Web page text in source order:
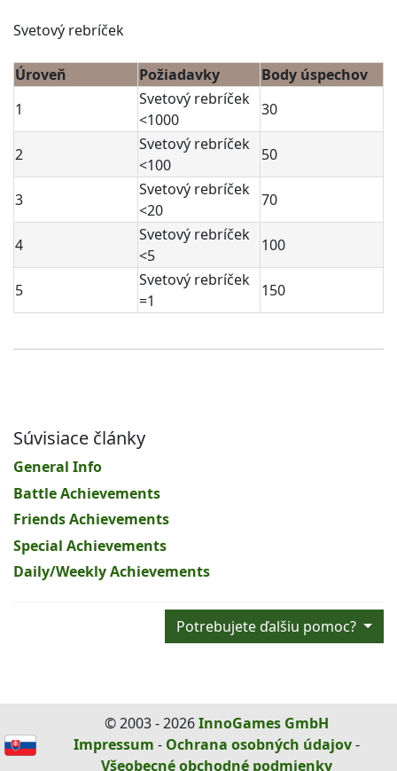
Svetový rebríček
Úroveň Požiadavky
Body úspechov
1
Svetový rebríček
<1000
30
2
Svetový rebríček
<100
50
3
Svetový rebríček
<20
70
4
Svetový rebríček
<5
100
5
Svetový rebríček
=1
150
Súvisiace články
General Info
Battle Achievements
Friends Achievements
Special Achievements
Daily/Weekly Achievements
Potrebujete ďalšiu pomoc?
© 2003 - 2026InnoGames GmbH
Impressum - Ochrana osobných údajov-
Všeobecné obchodné podmienky